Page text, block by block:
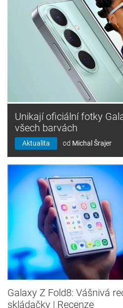
Unikají oficiální fotky
všech barvách
Aktualita od Michal Šrajer
Galaxy Z Fold8: Vášnivá
skládačky | Recenze